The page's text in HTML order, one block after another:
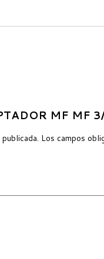
MF MF
Los campos